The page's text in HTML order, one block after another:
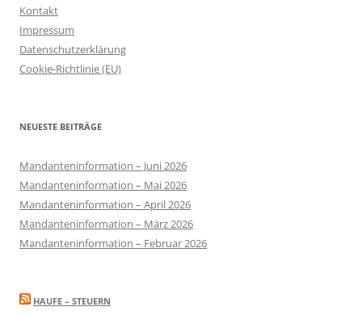
Kontakt
Impressum
Datenschutzerklärung
Cookie-Richtlinie (EU)
NEUESTE BEITRÄGE
Mandanteninformation – Juni 2026
Mandanteninformation – Mai 2026
Mandanteninformation – April 2026
Mandanteninformation – März 2026
Mandanteninformation – Februar 2026
HAUFE – STEUERN